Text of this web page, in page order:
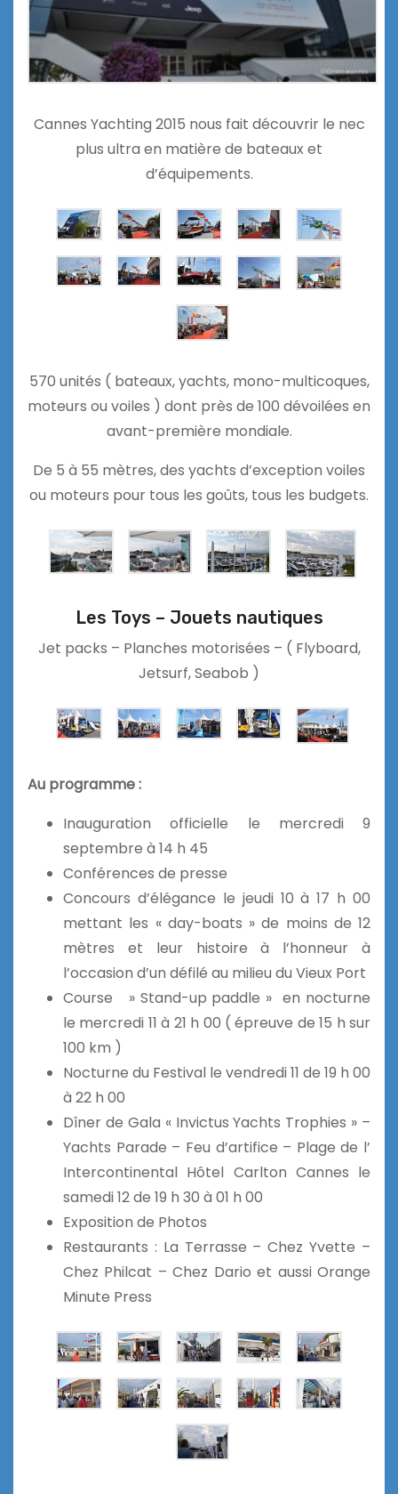
Cannes Yachting 2015 nous fait découvrir le nec
plus ultra en matière de bateaux et
d’équipements.
570 unités ( bateaux, yachts, mono-multicoques,
moteurs ou voiles ) dont près de 100 dévoilées en
avant-première mondiale.
De 5 à 55 mètres, des yachts d’exception voiles
ou moteurs pour tous les goûts, tous les budgets.
Les Toys – Jouets nautiques
Jet packs – Planches motorisées – ( Flyboard,
Jetsurf, Seabob )
Au programme :
Inauguration officielle le mercredi 9
septembre à 14 h 45
Conférences de presse
Concours d’élégance le jeudi 10 à 17 h 00
mettant les « day-boats » de moins de 12
mètres et leur histoire à l’honneur à
l’occasion d’un défilé au milieu du Vieux Port
Course » Stand-up paddle » en nocturne
le mercredi 11 à 21 h 00 ( épreuve de 15 h sur
100 km )
Nocturne du Festival le vendredi 11 de 19 h 00
à 22 h 00
Dîner de Gala « Invictus Yachts Trophies » –
Yachts Parade – Feu d’artifice – Plage de l’
Intercontinental Hôtel Carlton Cannes le
samedi 12 de 19 h 30 à 01 h 00
Exposition de Photos
Restaurants : La Terrasse – Chez Yvette –
Chez Philcat – Chez Dario et aussi Orange
Minute Press